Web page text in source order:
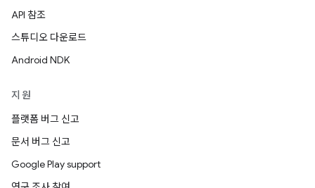
API 참조
스튜디오 다운로드
Android NDK
지원
플랫폼 버그 신고
문서 버그 신고
Google Play support